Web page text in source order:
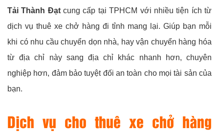
Tải Thành Đạtcung cấp tại TPHCM với nhiều tiện ích từ
dịch vụ thuê xe chở hàng đi tỉnh mang lại. Giúp bạn mỗi
khi có nhu cầu chuyển dọn nhà, hay vận chuyển hàng hóa
từ địa chỉ này sang địa chỉ khác nhanh hơn, chuyên
nghiệp hơn, đảm bảo tuyệt đối an toàn cho mọi tài sản của
bạn.
Dịch vụ cho thuê xe chở hàng